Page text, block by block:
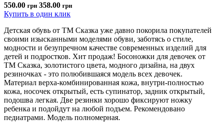
550.00 грн 358.00 грн
Купить в один клик
Детская обувь от ТМ Сказка уже давно покорила покупателей
своими изысканными моделями обуви, заботясь о стиле,
модности и безупречном качестве современных изделий для
детей и подростков. Хит продаж! Босоножки для девочек от
ТМ Сказка, золотистого цвета, модного дизайна, на двух
резиночках - это полюбившаяся модель всех девочек.
Материал верха-комбинированная кожа, внутри-полностью
кожа, носочек открытый, есть супинатор, задник открытый,
подошва легкая. Две резинки хорошо фиксируют ножку
ребенка и подойдут на любой подъем. Рекомендовано
педиатрами. Модель полномерная.